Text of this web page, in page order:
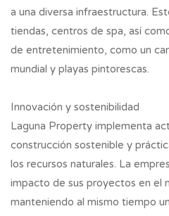
a una diversa infraestructura.
tiendas, centros de spa, así
de entretenimiento, como un
mundial y playas pintorescas.
Innovación y sostenibilidad
Laguna Property implementa
construcción sostenible y
los recursos naturales. La
impacto de sus proyectos en el
manteniendo al mismo tiempo